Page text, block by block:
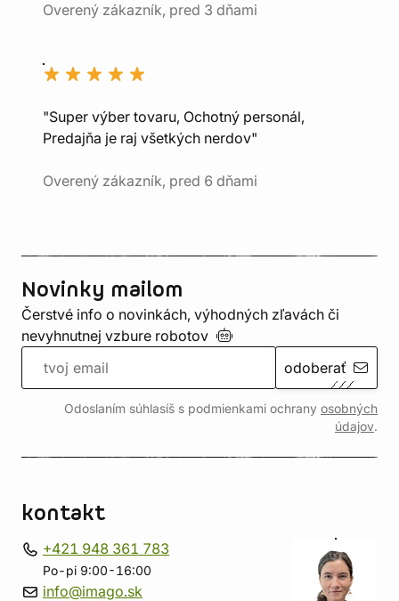
Overený zákazník, pred 3 dňami
"Super výber tovaru, Ochotný personál,
Predajňa je raj všetkých nerdov"
Overený zákazník, pred 6 dňami
Novinky mailom
Čerstvé info o novinkách, výhodných zľavách či
nevyhnutnej vzbure robotov
odoberať
Odoslaním súhlasíš s podmienkami ochrany osobných
údajov.
kontakt
+421 948 361 783
Po-pi 9:00-16:00
info@imago.sk